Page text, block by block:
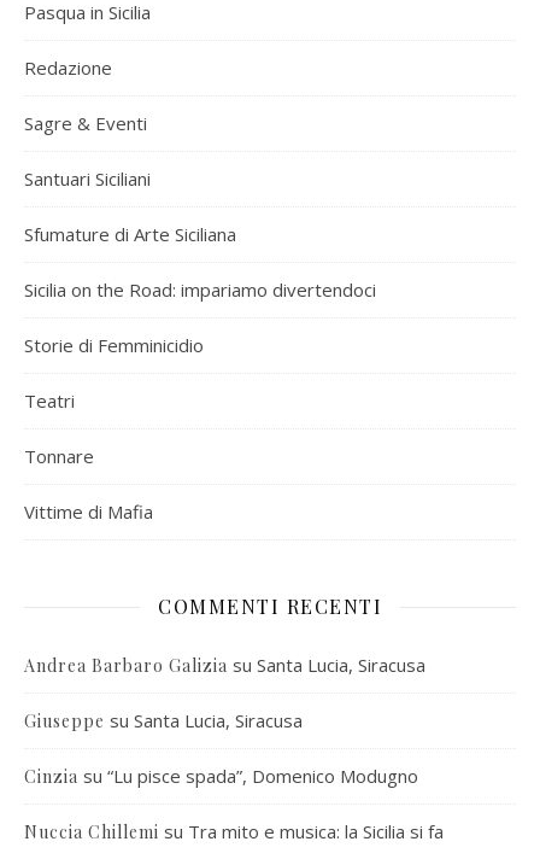
Pasqua in Sicilia
Redazione
Sagre & Eventi
Santuari Siciliani
Sfumature di Arte Siciliana
Sicilia on the Road: impariamo divertendoci
Storie di Femminicidio
Teatri
Tonnare
Vittime di Mafia
COMMENTI RECENTI
Andrea Barbaro Galizia su Santa Lucia, Siracusa
Giuseppe su Santa Lucia, Siracusa
Cinzia su “Lu pisce spada”, Domenico Modugno
Nuccia Chillemi su Tra mito e musica: la Sicilia si fa